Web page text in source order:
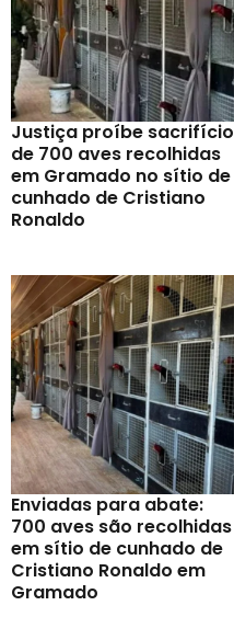
Justiça proíbe sacrifício
de 700 aves recolhidas
em Gramado no sítio de
cunhado de Cristiano
Ronaldo
Enviadas para abate:
700 aves são recolhidas
em sítio de cunhado de
Cristiano Ronaldo em
Gramado